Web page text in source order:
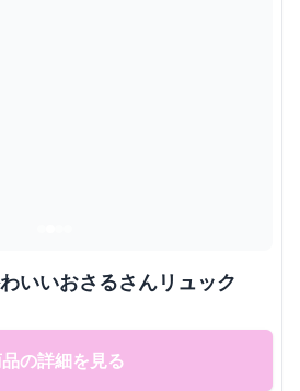
いいおさるさんリュック
の詳細を見る